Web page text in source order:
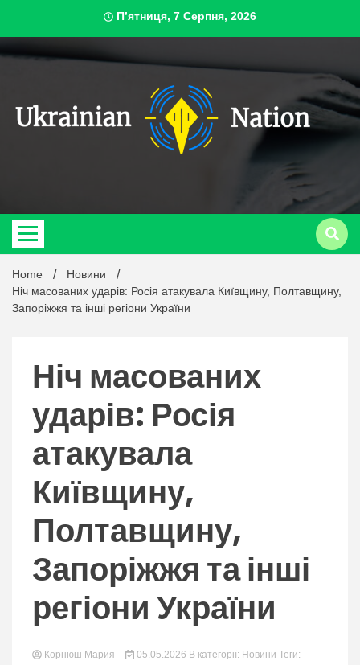
content
П’ятниця, 7 Серпня, 2026
Home
Новини
Ніч масованих ударів: Росія атакувала Київщину, Полтавщину,
Запоріжжя та інші регіони України
Ніч масованих
ударів: Росія
атакувала
Київщину,
Полтавщину,
Запоріжжя та інші
регіони України
Корнюш Мария 05.05.2026 В категорії: Новини Теги: